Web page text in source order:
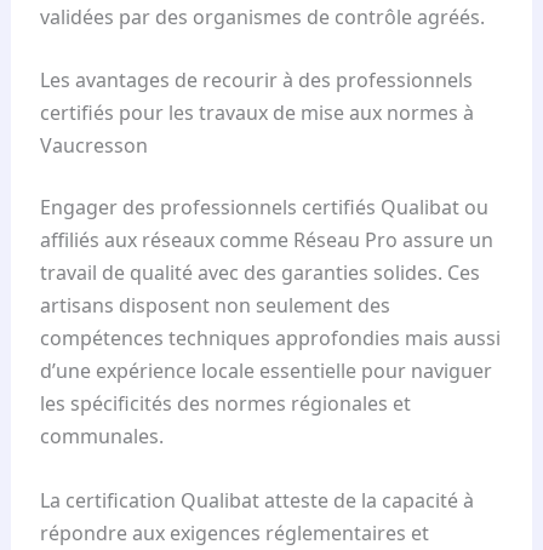
validées par des organismes de contrôle agréés.
Les avantages de recourir à des professionnels
certifiés pour les travaux de mise aux normes à
Vaucresson
Engager des professionnels certifiés Qualibat ou
affiliés aux réseaux comme Réseau Pro assure un
travail de qualité avec des garanties solides. Ces
artisans disposent non seulement des
compétences techniques approfondies mais aussi
d’une expérience locale essentielle pour naviguer
les spécificités des normes régionales et
communales.
La certification Qualibat atteste de la capacité à
répondre aux exigences réglementaires et